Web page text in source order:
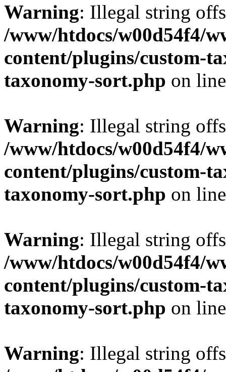
Warning: Illegal string
/www/htdocs/w00d54f4/
content/plugins/custom-
taxonomy-sort.php on
Warning: Illegal string
/www/htdocs/w00d54f4/
content/plugins/custom-
taxonomy-sort.php on
Warning: Illegal string
/www/htdocs/w00d54f4/
content/plugins/custom-
taxonomy-sort.php on
Warning: Illegal string